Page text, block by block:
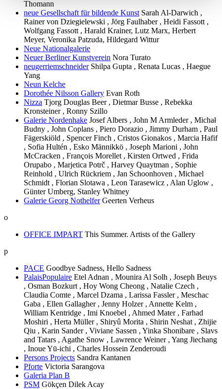
Thomann
neue Gesellschaft für bildende Kunst Sarah Al-Darwich ,
Rainer von Dziegielewski , Jörg Faulhaber , Heidi Fassott ,
Wolfgang Fassott , Harald Krainer, Lutz Marx, Herbert
Meyer, Veronika Patzuda, Hildegard Wittur
Neue Nationalgalerie
Neuer Berliner Kunstverein Nora Turato
neugerriemschneider Shilpa Gupta , Renata Lucas , Haegue
Yang
Neun Kelche
Dorothée Nilsson Gallery Evan Roth
Nizza Tjorg Douglas Beer , Dietmar Busse , Rebekka
Kronsteiner , Ronny Szillo
Galerie Nordenhake Josef Albers , John M Armleder , Michał
Budny , John Coplans , Piero Dorazio , Jimmy Durham , Paul
Fägerskiöld , Spencer Finch , Cristos Gionakos , Marcia Hafif
, Sofia Hultén , Esko Männikkö , Joseph Marioni , John
McCracken , François Morellet , Kirsten Ortwed , Frida
Orupabo , Marjetica Potrč , Harvey Quaytman , Sophie
Reinhold , Ulrich Rückriem , Jan Schoonhoven , Michael
Schmidt , Florian Slotawa , Leon Tarasewicz , Alan Uglow ,
Günter Umberg, Stanley Whitney
Galerie Georg Nothelfer Geerten Verheus
o
OFFICE IMPART This Summer. Artists of the Gallery
p
PACE Goodbye Sadness, Hello Sadness
PalaisPopulaire Etel Adnan , Mounira Al Solh , Joseph Beuys
, Osman Bozkurt , Hoy Wong Cheong , Natalie Czech ,
Claudia Comte , Marcel Dzama , Larissa Fassler , Meschac
Gaba , Ellen Gallagher , Jenny Holzer , Annette Kelm ,
William Kentridge , Imi Knoebel , Ahmed Mater , Farhad
Moshiri , Herta Müller , Shiryû Morita , Shirin Neshat , Zhijie
Qiu , Karin Sander , Viviane Sassen , Yinka Shonibare , Slavs
and Tatars , Agathe Snow , Lawrence Weiner , Yang Jiechang
, Inoue Yū-ichi , Charles Hossein Zenderoudi
Persons Projects Sandra Kantanen
Pforte Victoria Sarangova
Galeria Plan B
PSM Gökçen Dilek Acay